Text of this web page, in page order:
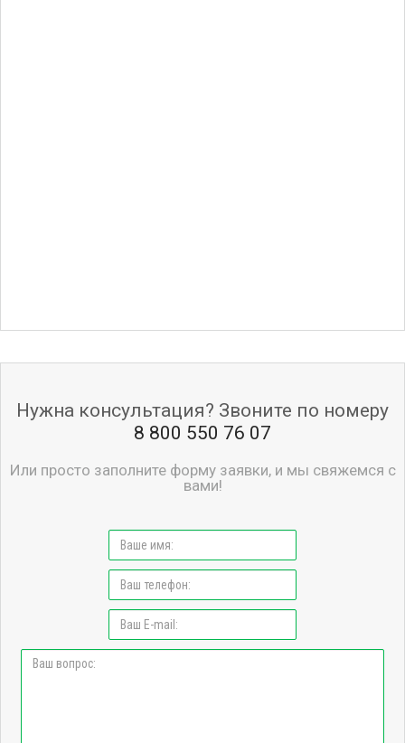
Нужна консультация? Звоните по номеру
8 800 550 76 07
Или просто заполните форму заявки, и мы свяжемся с
вами!